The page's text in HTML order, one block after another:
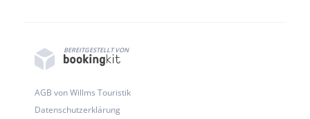
BEREITGESTELLT VON
AGB von Willms Touristik
Datenschutzerklärung